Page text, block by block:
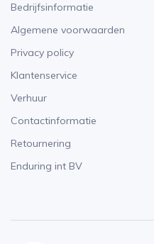
Bedrijfsinformatie
Algemene voorwaarden
Privacy policy
Klantenservice
Verhuur
Contactinformatie
Retournering
Enduring int BV